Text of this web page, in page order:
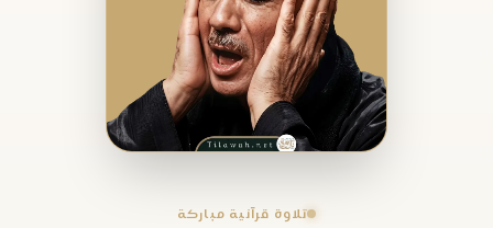
تلاوة قرآنية مباركة